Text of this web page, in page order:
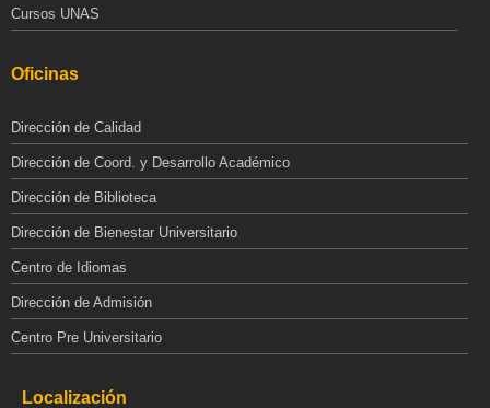
Cursos UNAS
Oficinas
Dirección de Calidad
Dirección de Coord. y Desarrollo Académico
Dirección de Biblioteca
Dirección de Bienestar Universitario
Centro de Idiomas
Dirección de Admisión
Centro Pre Universitario
Localización